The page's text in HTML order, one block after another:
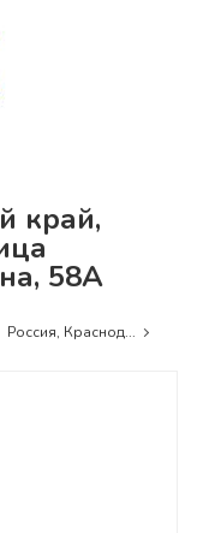
край,
58А
Россия, Краснод...